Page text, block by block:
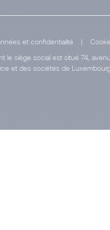
et confidentialité |
le siège social est situé 74,
et des sociétés de